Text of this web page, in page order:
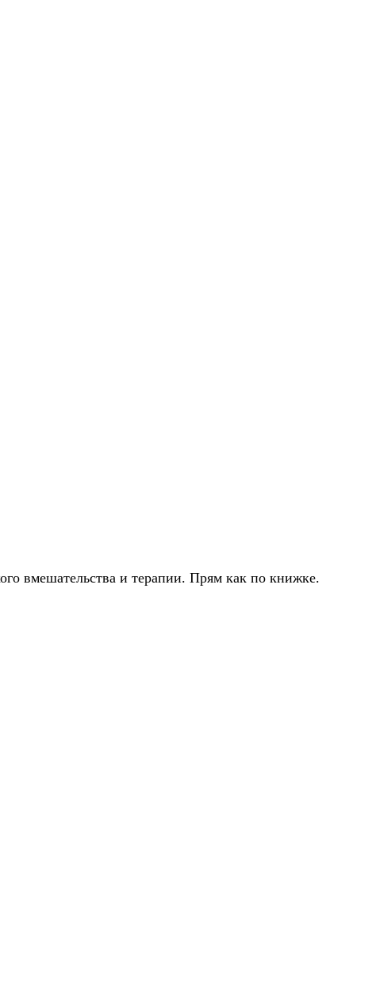
вмешательства и терапии. Прям как по книжке.